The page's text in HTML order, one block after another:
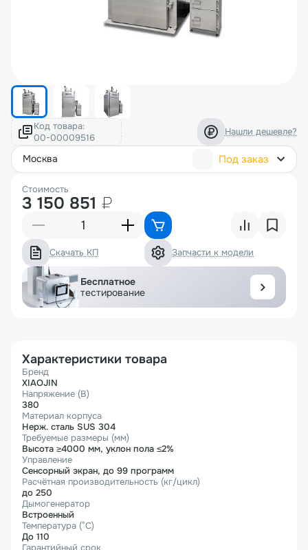
Код товара: Нашли дешевле?
москва Под заказ
Стоимость
3 150 851 ₽
Скачать КП Запчасти к модели
Бесплатное
тестирование
Характеристики товара
Бренд
XIAOJIN
Напряжение (В)
380
Материал корпуса
Нерж. сталь SUS 304
Требуемые размеры (мм)
Высота ≥4000 мм, уклон пола ≤2%
Управление
Сенсорный экран, до 99 программ
Расчётная производительность (кг/цикл)
до 250
Дымогенератор
Встроенный
Температура (°C)
До 110
Гарантийный срок